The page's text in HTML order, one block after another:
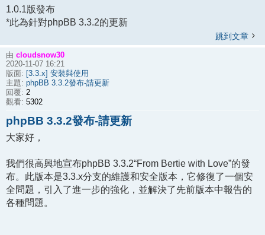
1.0.1版發布
*此為針對phpBB 3.3.2的更新
跳到文章
由 cloudsnow30
2020-11-07 16:21
版面: [3.3.x] 安裝與使用
主題: phpBB 3.3.2發布-請更新
回覆: 2
觀看: 5302
phpBB 3.3.2發布-請更新
大家好，
我們很高興地宣布phpBB 3.3.2“From Bertie with Love”的發
布。此版本是3.3.x分支的維護和安全版本，它修復了一個安
全問題，引入了進一步的強化，並解決了先前版本中報告的
各種問題。